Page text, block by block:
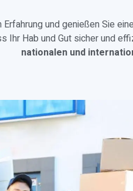
und genießen Sie
Ihr Hab und Gut sicher und
nationalen und